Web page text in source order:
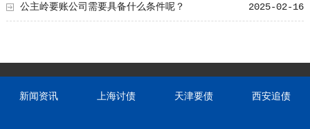
2025-02-16
公主岭要账公司需要具备什么条件呢？
新闻资讯 上海讨债 天津要债 西安追债